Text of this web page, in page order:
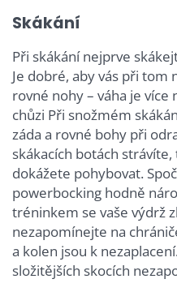
Skákání
Při skákání nejprve
Je dobré, aby vás při tom
rovné nohy – váha je
chůzi Při snožmém
záda a rovné bohy při
skákacích botách
dokážete pohybovat.
powerbocking hodně
tréninkem se vaše výdrž
nezapomínejte na
a kolen jsou k
složitějších skocích